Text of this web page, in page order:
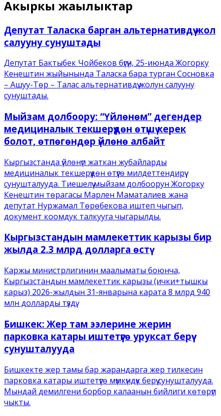
Акыркы жаңылыктар
Депутат Таласка барган альтернативдүү жол
салууну сунуштады
Депутат Бактыбек Чойбеков бүгүн, 25-июнда Жогорку
Кеңештин жыйынында Таласка бара турган Сосновка
– Ашуу-Төр – Талас альтернативдүү жолун салууну
сунуштады.
Мыйзам долбоору: “Үйлөнөм” дегендер
медициналык текшерүүдөн өтүшү керек
болот, өтпөгөндөр үйлөнө албайт
Кыргызстанда үйлөнүп жаткан жубайларды
медициналык текшерүүдөн өтүүгө милдеттендирүү
сунушталууда. Тиешелүү мыйзам долбоорун Жогорку
Кеңештин төрагасы Марлен Маматалиев жана
депутат Нуржамал Төрөбекова иштеп чыгып,
документ коомдук талкууга чыгарылды.
Кыргызстандын мамлекеттик карызы бир
жылда 2.3 млрд долларга өстү
Каржы министрлигинин маалыматы боюнча,
Кыргызстандын мамлекеттик карызы (ички+тышкы
карыз) 2026-жылдын 31-январына карата 8 млрд 940
млн долларды түздү.
Бишкек: Жер там ээлерине жерин
парковка катары иштетүүгө уруксат берүү
сунушталууда
Бишкекте жер тамы бар жарандарга жер тилкесин
парковка катары иштетүүгө мүмкүндүк берүү сунушталууда.
Мындай демилгени борбор калаанын бийлиги көтөрүп
чыкты.